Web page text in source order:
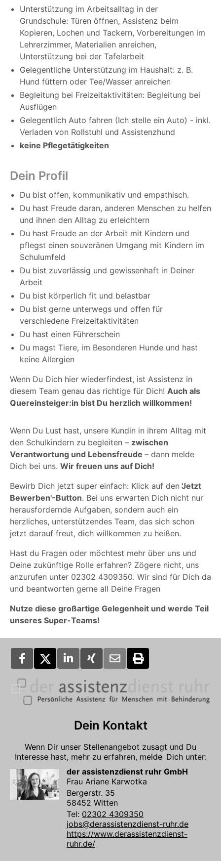
Unterstützung im Arbeitsalltag in der
Grundschule: Türen öffnen, Assistenz beim
Kopieren, Lochen und Tackern, Vorbereitungen im
Lehrerzimmer, Materialien anreichen,
Unterstützung bei der Tafelarbeit
Gelegentliche Unterstützung im Haushalt: z. B.
Hund füttern oder Tee/Wasser anreichen
Begleitung bei Freizeitaktivitäten: Begleitung bei
Ausflügen
Gelegentlich Auto fahren (Ich stelle ein Auto) - inkl.
Verladen von Rollstuhl und Assistenzhund
keine Pflegetätigkeiten
Dein Profil
Du bist offen, kommunikativ und empathisch.
Du hast Freude daran, anderen Menschen zu helfen
und ihnen den Alltag zu erleichtern
Du hast Freude an der Arbeit mit Kindern und
pflegst einen souveränen Umgang mit Kindern im
Schulumfeld
Du bist zuverlässig und gewissenhaft in Deiner
Arbeit
Du bist körperlich fit und belastbar
Du bist gerne unterwegs und offen für
verschiedene Freizeitaktivitäten
Du hast einen Führerschein
Du magst Tiere, im Besonderen Hunde und hast
keine Allergien
Wenn Du Dich hier wiederfindest, ist Assistenz in
diesem Team genau das richtige für Dich! Auch als
Quereinsteiger:in bist Du herzlich willkommen!
Wenn Du Lust hast, unsere Kundin in ihrem Alltag mit
den Schulkindern zu begleiten – zwischen
Verantwortung und Lebensfreude – dann melde
Dich bei uns. Wir freuen uns auf Dich!
Bewirb Dich jetzt super einfach: Klick auf den 'Jetzt
Bewerben'-Button. Bei uns erwarten Dich nicht nur
herausfordernde Aufgaben, sondern auch ein
herzliches, unterstützendes Team, das sich schon
jetzt darauf freut, dich willkommen zu heißen.
Hast du Fragen oder möchtest mehr über uns und
Deine zukünftige Rolle erfahren? Zögere nicht, uns
anzurufen unter 02302 4309350. Wir sind für Dich da
und beantworten gerne all Deine Fragen
Nutze diese großartige Gelegenheit und werde Teil
unseres Super-Teams!
Dein Kontakt
Wenn Dir unser Stellenangebot zusagt und Du
Interesse hast, mehr zu erfahren, melde Dich unter:
der assistenzdienst ruhr GmbH
Frau Ariane Karwotka
Bergerstr. 35
58452 Witten
Tel: 02302 4309350
jobs@derassistenzdienst-ruhr.de
https://www.derassistenzdienst-
ruhr.de/